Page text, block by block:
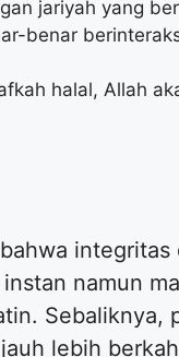
jariyah yang
benar
halal, Allah
namun
lebih